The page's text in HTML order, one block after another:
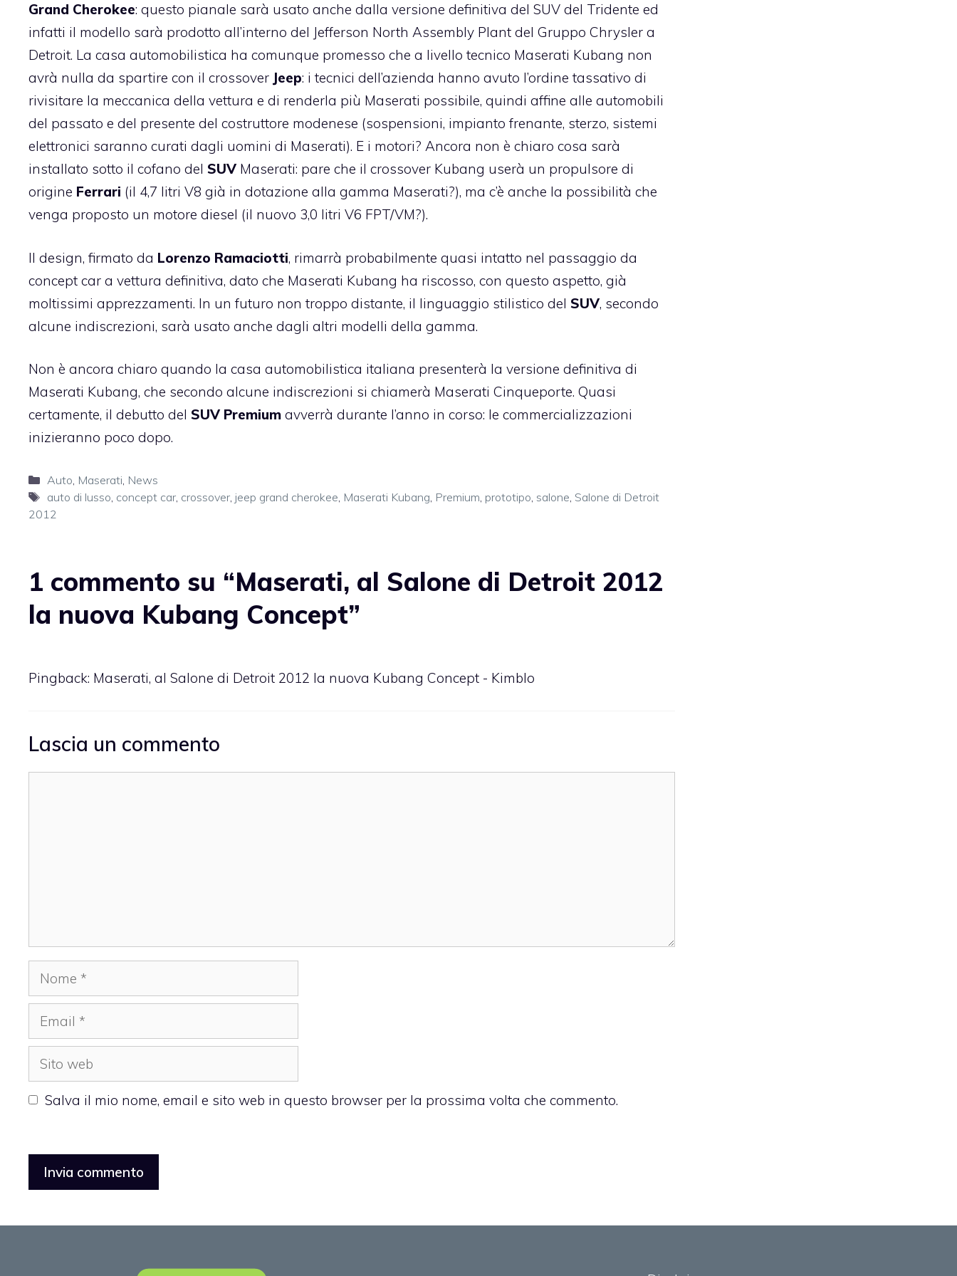
Grand Cherokee: questo pianale sarà usato anche dalla versione definitiva del SUV del Tridente ed
infatti il modello sarà prodotto all’interno del Jefferson North Assembly Plant del Gruppo Chrysler a
Detroit. La casa automobilistica ha comunque promesso che a livello tecnico Maserati Kubang non
avrà nulla da spartire con il crossover Jeep: i tecnici dell’azienda hanno avuto l’ordine tassativo di
rivisitare la meccanica della vettura e di renderla più Maserati possibile, quindi affine alle automobili
del passato e del presente del costruttore modenese (sospensioni, impianto frenante, sterzo, sistemi
elettronici saranno curati dagli uomini di Maserati). E i motori? Ancora non è chiaro cosa sarà
installato sotto il cofano del SUV Maserati: pare che il crossover Kubang userà un propulsore di
origine Ferrari (il 4,7 litri V8 già in dotazione alla gamma Maserati?), ma c’è anche la possibilità che
venga proposto un motore diesel (il nuovo 3,0 litri V6 FPT/VM?).
Il design, firmato da Lorenzo Ramaciotti, rimarrà probabilmente quasi intatto nel passaggio da
concept car a vettura definitiva, dato che Maserati Kubang ha riscosso, con questo aspetto, già
moltissimi apprezzamenti. In un futuro non troppo distante, il linguaggio stilistico del SUV, secondo
alcune indiscrezioni, sarà usato anche dagli altri modelli della gamma.
Non è ancora chiaro quando la casa automobilistica italiana presenterà la versione definitiva di
Maserati Kubang, che secondo alcune indiscrezioni si chiamerà Maserati Cinqueporte. Quasi
certamente, il debutto del SUV Premium avverrà durante l’anno in corso: le commercializzazioni
inizieranno poco dopo.
Categorie
Auto, Maserati, News
Tag
auto di lusso, concept car, crossover, jeep grand cherokee, Maserati Kubang, Premium, prototipo, salone, Salone di Detroit
2012
1 commento su “Maserati, al Salone di Detroit 2012
la nuova Kubang Concept”
Pingback: Maserati, al Salone di Detroit 2012 la nuova Kubang Concept - Kimblo
Lascia un commento
Nome
Email
Sito
web
Salva il mio nome, email e sito web in questo browser per la prossima volta che commento.